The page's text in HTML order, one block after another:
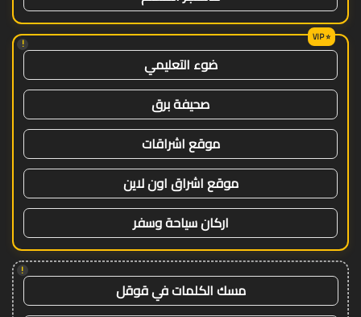
!
ضوء التعليمي
صحيفة برق
موقع اشراقات
موقع اشراق اون لاين
اركان سياحة وسفر
!
مسك الكلمات في قوقل